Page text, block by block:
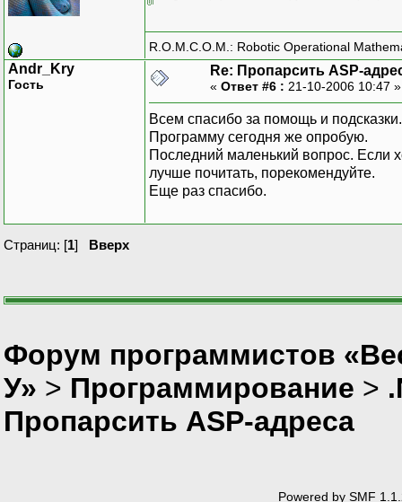
R.O.M.C.O.M.: Robotic Operational
Andr_Kry
Гость
Re: Пропарсить ASP-
« Ответ #6 : 21-10-2006 10:47
Всем спасибо за помощь и подсказки.
Программу сегодня же опробую.
Последний маленький вопрос. Если
лучше почитать, порекомендуйте.
Еще раз спасибо.
Страниц: [1] Вверх
Форум программистов
У» > Программирование >
Пропарсить ASP-адреса
Powered by SMF